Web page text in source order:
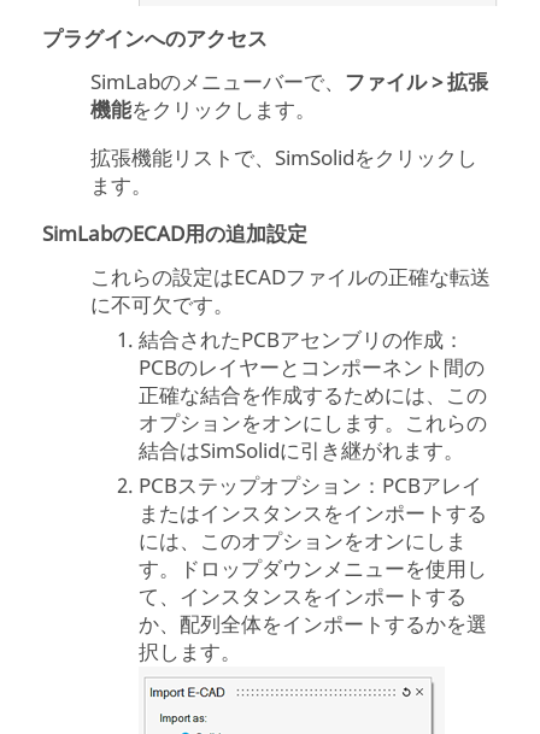
プラグインへのアクセス
SimLabのメニューバーで、 ファイル > 拡張
機能をクリックします。
拡張機能リストで、SimSolidをクリックし
ます。
SimLabのECAD用の追加設定
これらの設定はECADファイルの正確な転送
に不可欠です。
結合されたPCBアセンブリの作成：
PCBのレイヤーとコンポーネント間の
正確な結合を作成するためには、この
オプションをオンにします。これらの
結合はSimSolidに引き継がれます。
PCBステップオプション：PCBアレイ
またはインスタンスをインポートする
には、このオプションをオンにしま
す。ドロップダウンメニューを使用し
て、インスタンスをインポートする
か、配列全体をインポートするかを選
択します。